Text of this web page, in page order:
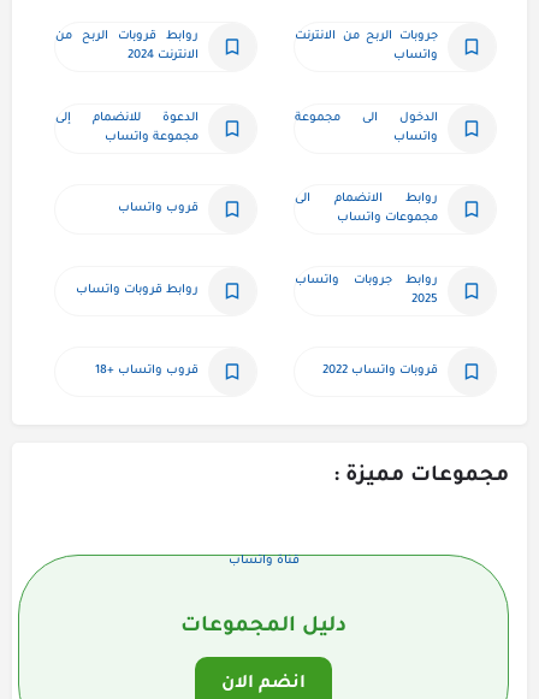
واتساب
الانترنت 2024
واتساب
مجموعة واتساب
مجموعات واتساب
قروب واتساب
2025
روابط قروبات واتساب
قروبات واتساب 2022 قروب واتساب +18
مجموعات مميزة :
قناة واتساب
دليل المجموعات
انضم الان